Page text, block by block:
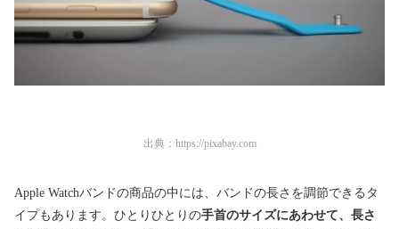
出典： https://pixabay.com
Apple Watchバンドの商品の中には、バンドの長さを調節できるタ
イプもあります。ひとりひとりの手首のサイズにあわせて、長さ